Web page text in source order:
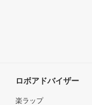
ロボアドバイザー
楽ラップ